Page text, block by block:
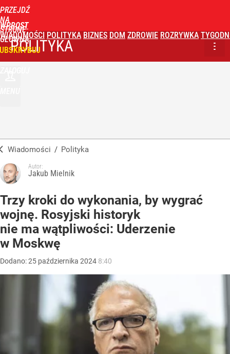
PRZEJDŹ
NA
STRONĘ
GŁÓWNĄ
WPROST
WIADOMOŚCI POLITYKA BIZNES DOM ZDROWIE ROZRYWKA
POLITYKA
Wiadomości / Polityka
Autor:
Jakub Mielnik
Trzy kroki do wykonania, by wygrać
wojnę. Rosyjski historyk
nie ma wątpliwości: Uderzenie
w Moskwę
Dodano:25 października 2024 8:40